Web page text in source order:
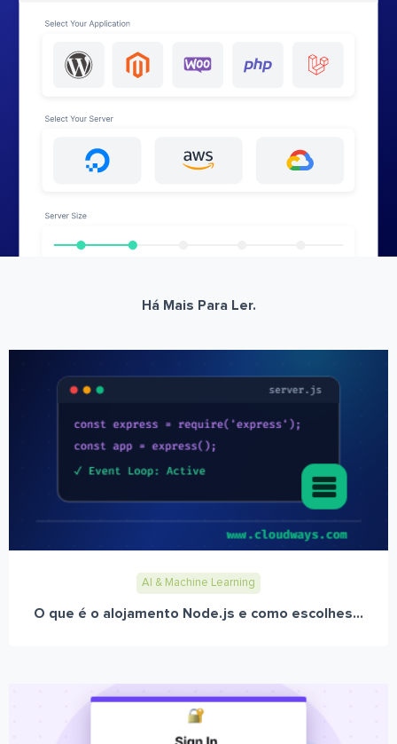
Há Mais Para Ler.
AI & Machine Learning
O que é o alojamento Node.js e como escolhes...